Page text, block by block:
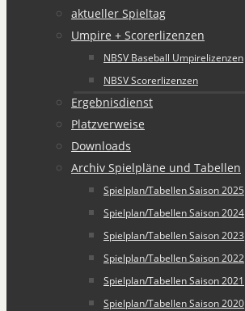
aktueller Spieltag
Umpire + Scorerlizenzen
NBSV Baseball Umpirelizenzen
NBSV Scorerlizenzen
Ergebnisdienst
Platzverweise
Downloads
Archiv Spielpläne und Tabellen
Spielplan/Tabellen Saison 2025
Spielplan/Tabellen Saison 2024
Spielplan/Tabellen Saison 2023
Spielplan/Tabellen Saison 2022
Spielplan/Tabellen Saison 2021
Spielplan/Tabellen Saison 2020